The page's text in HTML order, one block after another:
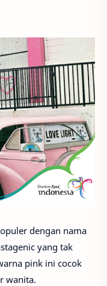
dengan nama
yang tak
pink ini cocok
wanita.